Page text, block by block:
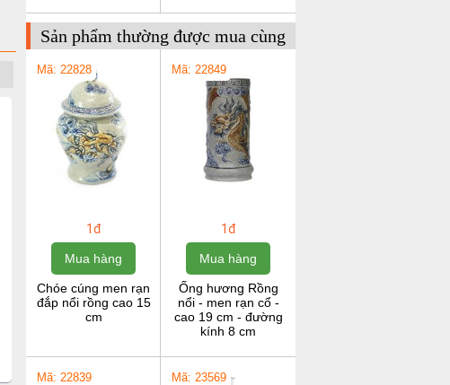
Sản phẩm thường được mua cùng
Mã: 22828
1đ
Mua hàng
Chóe cúng men rạn
đắp nổi rồng cao 15
cm
Mã: 22849
1đ
Mua hàng
Ống hương Rồng
nổi - men rạn cổ -
cao 19 cm - đường
kính 8 cm
Mã: 22839 Mã: 23569